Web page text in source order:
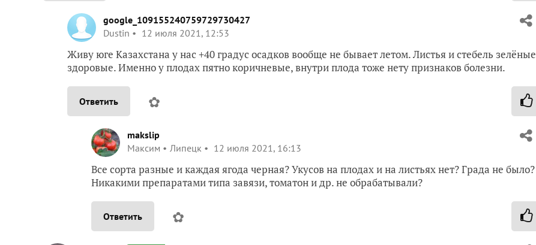
google_109155240759729730427
Dustin
12 июля 2021, 12:53
Живу юге Казахстана у нас +40 градус осадков вообще не бывает летом. Листья и стебель зелёные
здоровые. Именно у плодах пятно коричневые, внутри плода тоже нету признаков болезни.
Ответить ✿
makslip
Максим
Липецк 12 июля 2021, 16:13
Все сорта разные и каждая ягода черная? Укусов на плодах и на листьях нет? Града не было?
Никакими препаратами типа завязи, томатон и др. не обрабатывали?
Ответить ✿